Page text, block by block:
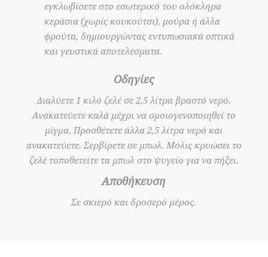
εγκλωβίσετε στο εσωτερικό του ολόκληρα
κεράσια (χωρίς κουκούτσι), μούρα ή άλλα
φρούτα, δημιουργώντας εντυπωσιακά οπτικά
και γευστικά αποτελέσματα.
Οδηγίες
Διαλύετε 1 κιλό ζελέ σε 2,5 λίτρα βραστό νερό.
Ανακατεύετε καλά μέχρι να ομοιογενοποιηθεί το
μίγμα. Προσθέτετε άλλα 2,5 λίτρα νερό και
ανακατεύετε. Σερβίρετε σε μπωλ. Μόλις κρυώσει το
ζελέ τοποθετείτε τα μπωλ στο ψυγείο για να πήξει.
Αποθήκευση
Σε σκιερό και δροσερό μέρος.